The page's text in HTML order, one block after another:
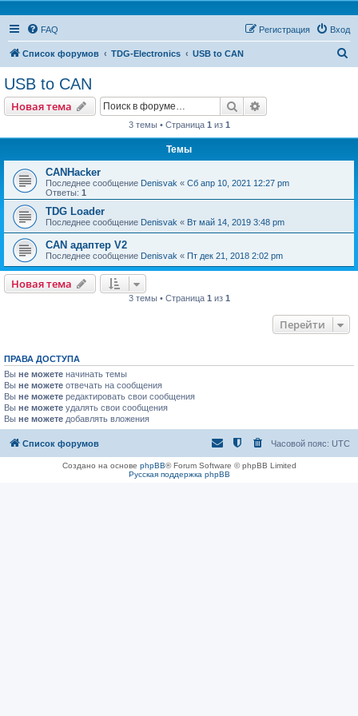
FAQ Вход
Регистрация
Список форумов TDG-Electronics USB to CAN
USB to CAN
Новая тема Поиск
3 темы • Страница 1 из 1
Темы
CANHacker
Последнее сообщение Denisvak « Сб апр 10, 2021 12:27 pm
Ответы: 1
TDG Loader
Последнее сообщение Denisvak « Вт май 14, 2019 3:48 pm
CAN адаптер V2
Последнее сообщение Denisvak « Пт дек 21, 2018 2:02 pm
Новая тема
3 темы • Страница 1 из 1
Перейти
ПРАВА ДОСТУПА
Вы не можете начинать темы
Вы не можете отвечать на сообщения
Вы не можете редактировать свои сообщения
Вы не можете удалять свои сообщения
Вы не можете добавлять вложения
Список форумов Часовой пояс: UTC
Создано на основе phpBB® Forum Software © phpBB Limited
Русская поддержка phpBB